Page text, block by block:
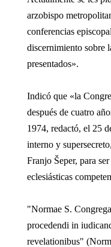
arzobispo
conferencias
discernimiento sobre
presentados».
Indicó que «la
después de cuatro
1974, redactó, el 25
interno y
Franjo Šeper, para
eclesiásticas
"Normae S.
procedendi in
revelationibus"